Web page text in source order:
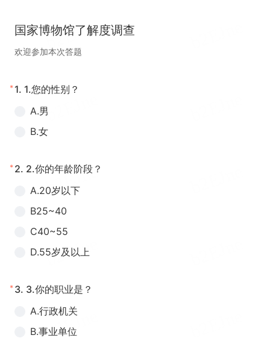
国家博物馆了解度调查
欢迎参加本次答题
* 1. 1.您的性别？
A.男
B.女
* 2. 2.你的年龄阶段？
A.20岁以下
B25~40
C40~55
D.55岁及以上
* 3. 3.你的职业是？
A.行政机关
B.事业单位